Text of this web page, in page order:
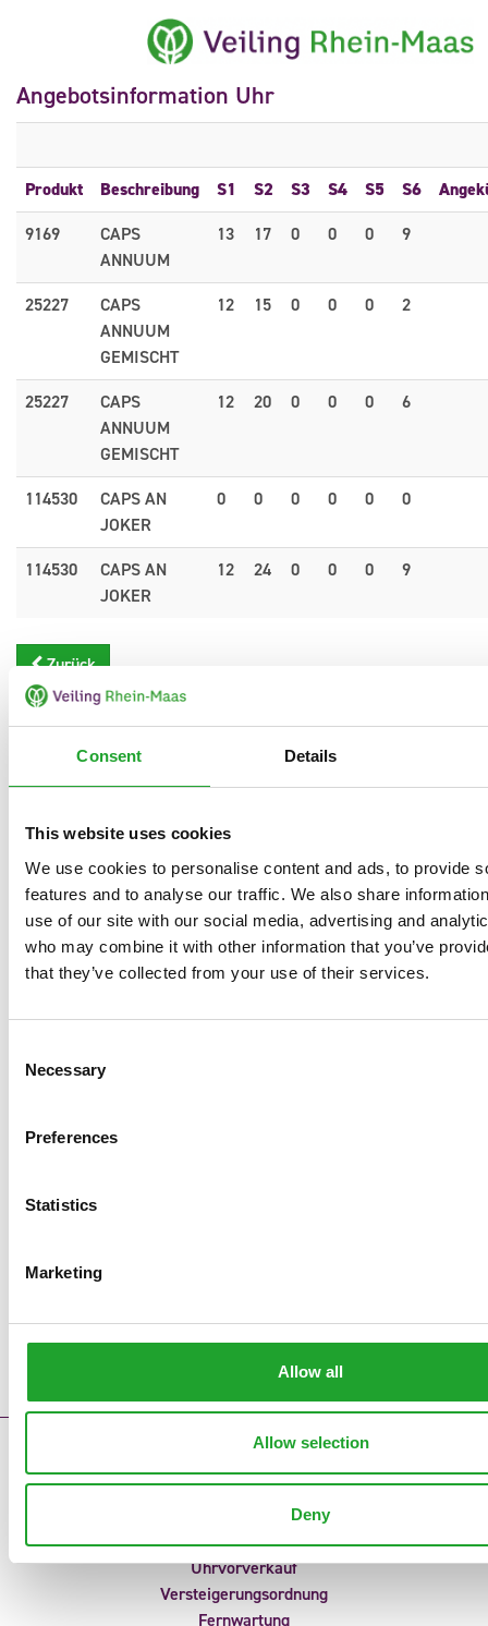
Consent Details
This website uses cookies
We use cookies to personalise content and ads, to provide
features and to analyse our traffic. We also share
use of our site with our social media, advertising and
who may combine it with other information that you’ve
that they’ve collected from your use of their services.
Selection
Necessary
Preferences
Statistics
Marketing
Allow all
Allow selection
Deny
Angebotsinformation Uhr
Produkt Beschreibung S1 S2 S3 S4 S5 S6
9169
CAPS
ANNUUM
13 17 0 0 0 9
25227
CAPS
ANNUUM
GEMISCHT
12 15 0 0 0 2
25227
CAPS
ANNUUM
GEMISCHT
12 20 0 0 0 6
114530
CAPS AN
JOKER
0 0 0 0 0 0
114530
CAPS AN
JOKER
12 24 0 0 0 9
Zurück
Störungsmeldungen
Anliefermeldungen
Uhrvorverkauf
Versteigerungsordnung
Fernwartung